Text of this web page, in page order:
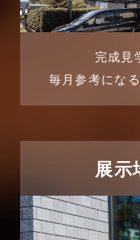
よくある質問
リフォーム-ブログ
三郷中央駅店-ブロ
三郷市
2025年6月
2025年3月
完成見
毎月参考にな
展示